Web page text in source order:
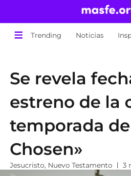
Trending Noticias
Se revela
estreno de la
temporada de
Chosen»
Jesucristo, Nuevo Testamento 3